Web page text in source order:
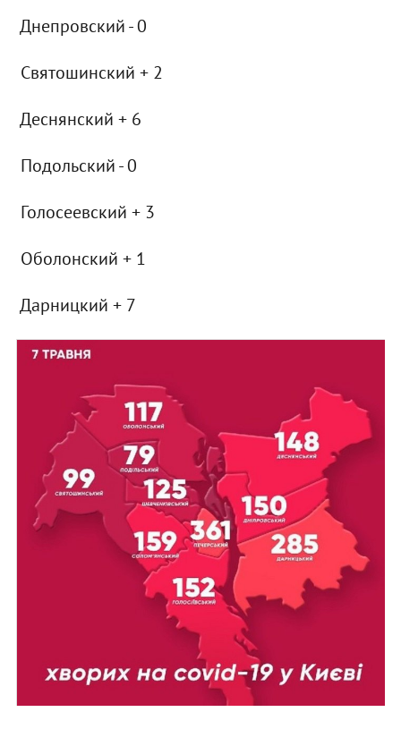
Днепровский - 0
Святошинский + 2
Деснянский + 6
Подольский - 0
Голосеевский + 3
Оболонский + 1
Дарницкий + 7